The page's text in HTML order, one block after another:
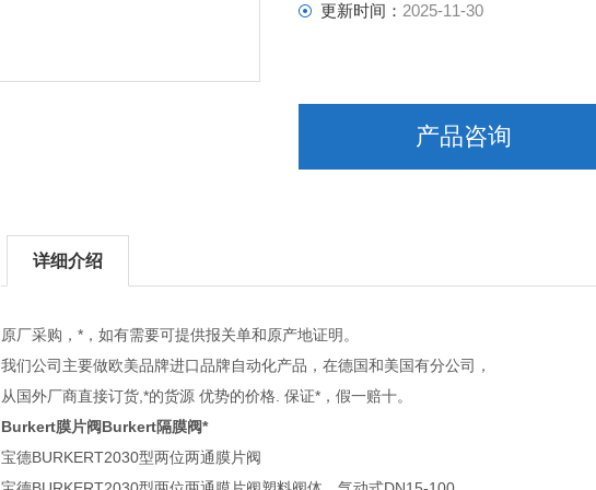
更新时间： 2025-11-30
产品咨询
详细介绍
原厂采购，*，如有需要可提供报关单和原产地证明。
我们公司主要做欧美品牌进口品牌自动化产品，在德国和美国有分公司，
从国外厂商直接订货,*的货源 优势的价格. 保证*，假一赔十。
Burkert膜片阀Burkert隔膜阀*
宝德BURKERT2030型两位两通膜片阀